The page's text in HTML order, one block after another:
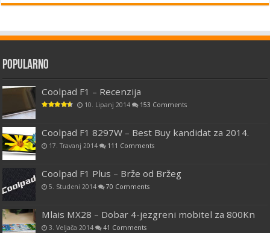
Popularno
Coolpad F1 – Recenzija
10. Lipanj 2014 153 Comments
Coolpad F1 8297W – Best Buy kandidat za 2014.
17. Travanj 2014 111 Comments
Coolpad F1 Plus – Brže od Bržeg
5. Studeni 2014 70 Comments
Mlais MX28 – Dobar 4-jezgreni mobitel za 800Kn
3. Veljača 2014 41 Comments